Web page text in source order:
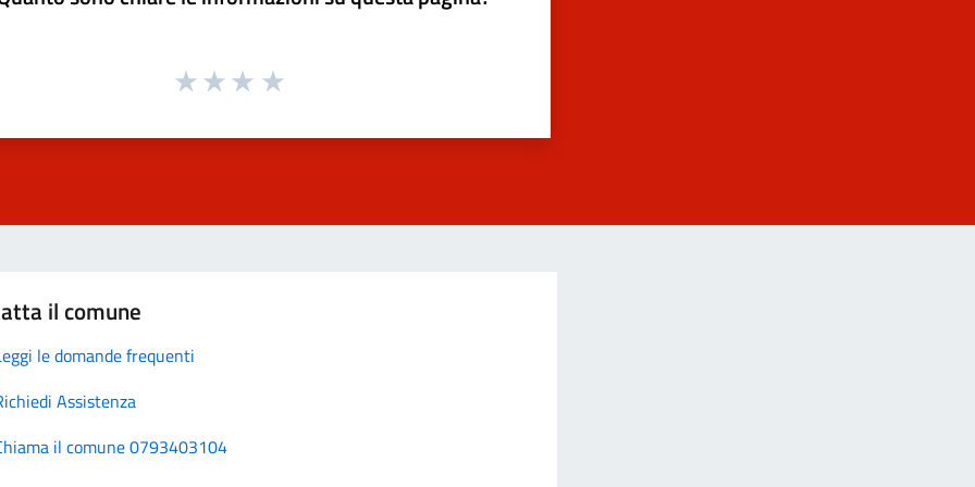
il comune
le domande frequenti
Assistenza
il comune 0793403104